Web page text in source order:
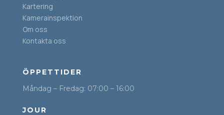
Kartering
Kamerainspektion
Om oss
Kontakta oss
ÖPPETTIDER
Måndag – Fredag: 07:00 – 16:00
JOUR